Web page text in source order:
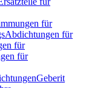
für
Abdichtungen für
für
für
Geberit